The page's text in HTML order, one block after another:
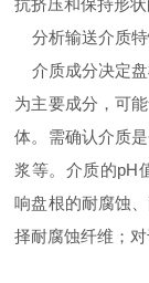
分析输送介质
介质成分决定盘
为主要成分，可
体。需确认介质
浆等。介质的pH
响盘根的耐腐蚀
择耐腐蚀纤维；